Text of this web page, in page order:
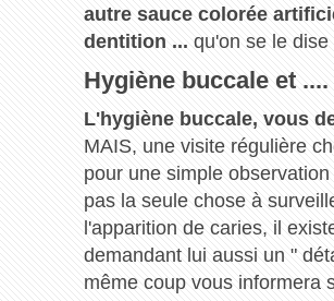
autre sauce colorée
dentition ... qu'on se le dise
Hygiène buccale et ....
L'hygiène buccale, vous
MAIS, une visite régulière
pour une simple
pas la seule chose à
l'apparition de caries, il
demandant lui aussi un "
même coup vous informera